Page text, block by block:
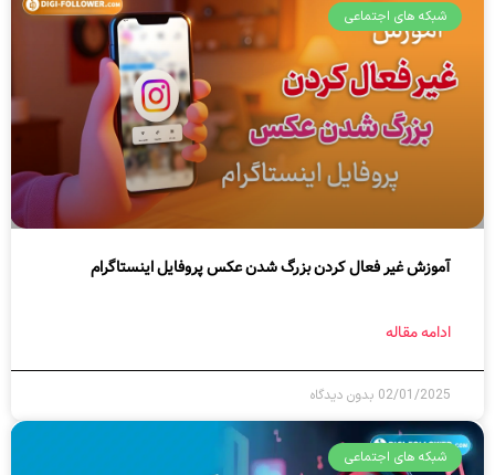
شبکه های اجتماعی
آموزش غیر فعال کردن بزرگ شدن عکس پروفایل اینستاگرام
ادامه مقاله
02/01/2025 بدون دیدگاه
شبکه های اجتماعی